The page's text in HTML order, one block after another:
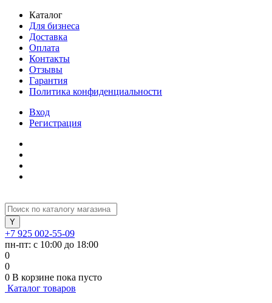
Каталог
Для бизнеса
Доставка
Оплата
Контакты
Отзывы
Гарантия
Политика конфиденциальности
Вход
Регистрация
+7 925 002-55-09
пн-пт: с 10:00 до 18:00
0
0
0 В корзине пока пусто
Каталог товаров